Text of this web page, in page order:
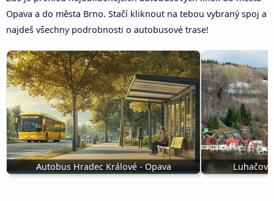
Opava a do města Brno. Stačí kliknout na tebou vybraný spoj a
najdeš všechny podrobnosti o autobusové trase!
Autobus Hradec Králové - Opava